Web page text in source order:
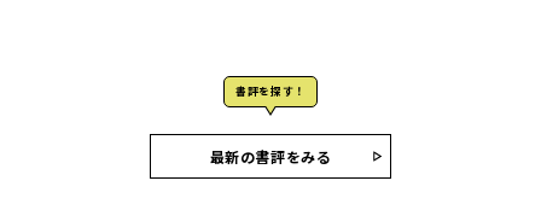
書評を探す！
最新の書評をみる